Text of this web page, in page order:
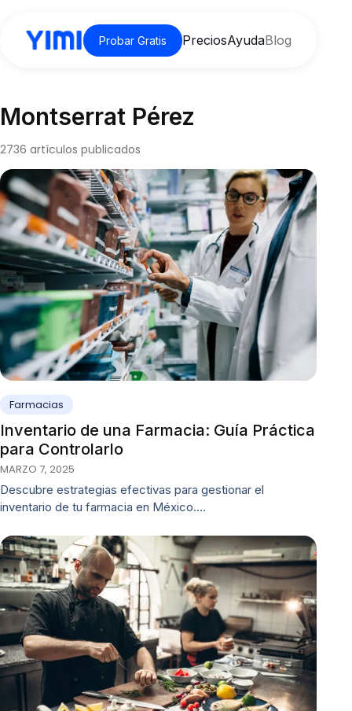
Probar Gratis PreciosAyudaBlog
Montserrat Pérez
2736 artículos publicados
Farmacias
Inventario de una Farmacia: Guía Práctica
para Controlarlo
MARZO 7, 2025
Descubre estrategias efectivas para gestionar el
inventario de tu farmacia en México.…